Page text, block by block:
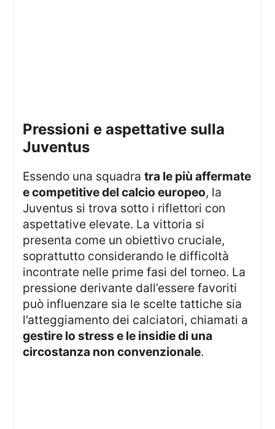
pressioni e aspettative sulla
Juventus
Essendo una squadratra le più affermate
e competitive del calcio europeo, la
Juventus si trova sotto i riflettori con
aspettative elevate. La vittoria si
presenta come un obiettivo cruciale,
soprattutto considerando le difficoltà
incontrate nelle prime fasi del torneo. La
pressione derivante dall’essere favoriti
può influenzare sia le scelte tattiche sia
l’atteggiamento dei calciatori, chiamati a
gestire lo stress e le insidie di una
circostanza non convenzionale.